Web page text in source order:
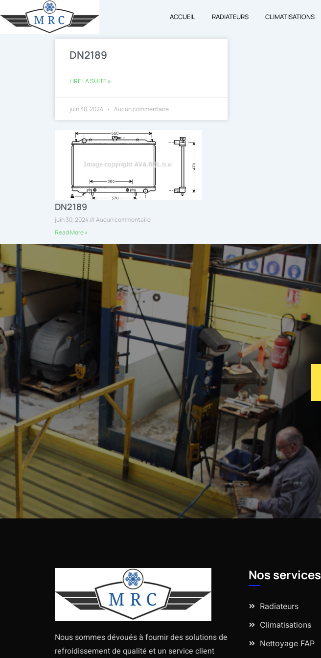
au
ACCUEIL RADIATEURS CLIMATISATIONS
DN2189
LIRE LA SUITE »
juin 30, 2024 Aucun commentaire
DN2189
juin 30, 2024
Aucun commentaire
Read More »
Nous sommes dévoués à fournir des solutions de
refroidissement de qualité et un service client
Nos services
Radiateurs
Climatisations
Nettoyage FAP